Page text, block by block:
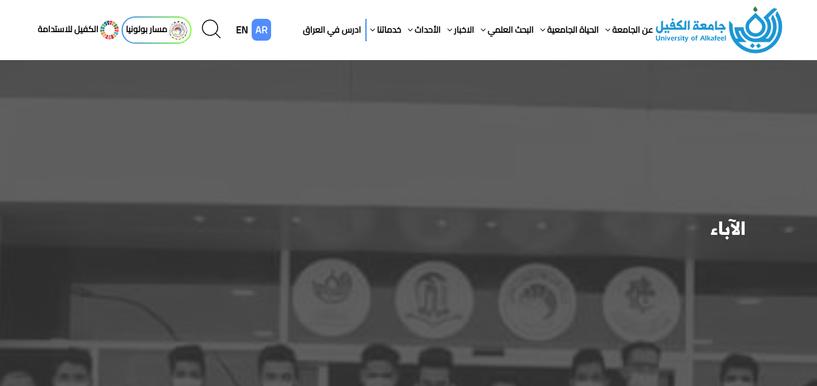
عن الجامعة الحياة الجامعية البحث العلمي الاخبار الأحداث خدماتنا ادرس في العراق AR
EN مسار بولونيا الكفيل للاستدامة
الآباء